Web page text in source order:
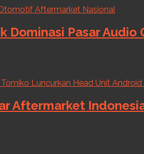
Dominasi Pasar
Aftermarket